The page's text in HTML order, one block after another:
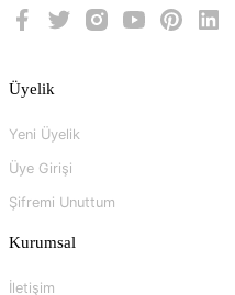
Üyelik
Yeni Üyelik
Üye Girişi
Şifremi Unuttum
Kurumsal
İletişim